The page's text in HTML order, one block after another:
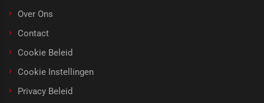
Over Ons
Contact
Cookie Beleid
Cookie Instellingen
Privacy Beleid